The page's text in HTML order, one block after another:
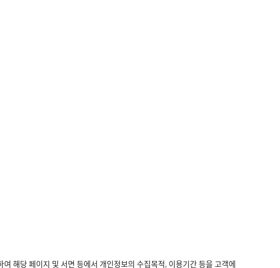
해당 페이지 및 서면 등에서 개인정보의 수집목적, 이용기간 등을 고객에